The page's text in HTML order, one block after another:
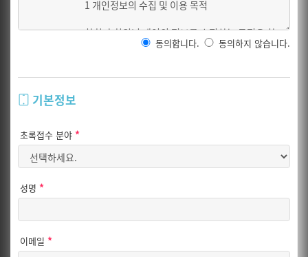
동의합니다. 동의하지 않습니다.
기본정보
초록접수 분야 *
성명 *
이메일 *